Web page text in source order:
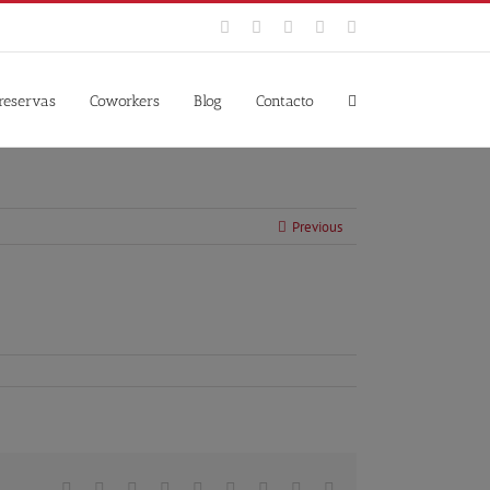
Facebook
TwitterYouTubeInstagram
Coworkers Blog Contacto
Previous